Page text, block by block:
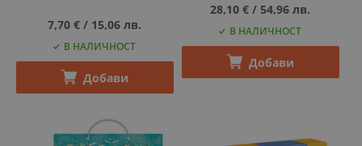
7,70 € ‎/‎ 15,06 лв.
В НАЛИЧНОСТ
Добави
28,10 € ‎/‎ 54,96 лв.
В НАЛИЧНОСТ
Добави